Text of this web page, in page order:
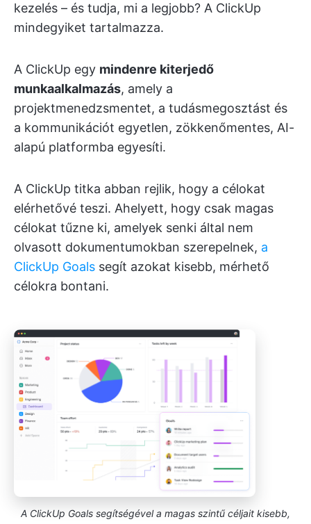
kezelés – és tudja, mi a legjobb? A ClickUp
mindegyiket tartalmazza.
A ClickUp egy mindenre kiterjedő
munkaalkalmazás, amely a
projektmenedzsmentet, a tudásmegosztást és
a kommunikációt egyetlen, zökkenőmentes, AI-
alapú platformba egyesíti.
A ClickUp titka abban rejlik, hogy a célokat
elérhetővé teszi. Ahelyett, hogy csak magas
célokat tűzne ki, amelyek senki által nem
olvasott dokumentumokban szerepelnek, a
ClickUp Goals segít azokat kisebb, mérhető
célokra bontani.
A ClickUp Goals segítségével a magas szintű céljait kisebb,